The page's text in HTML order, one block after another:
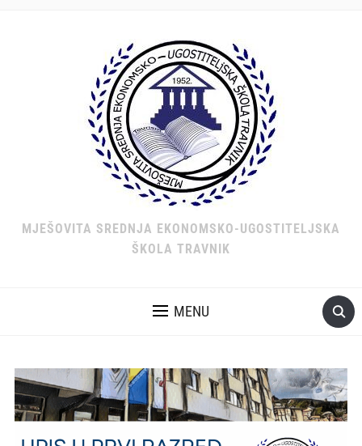
MJEŠOVITA SREDNJA EKONOMSKO-UGOSTITELJSKA
ŠKOLA TRAVNIK
MENU